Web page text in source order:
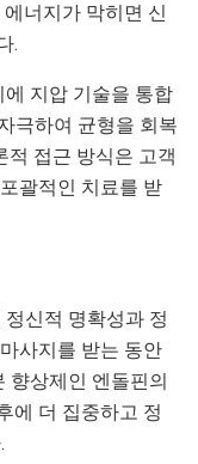
너지가 막히면 신
.
지압 기술을 통합
극하여 균형을 회복
적 접근 방식은 고객
괄적인 치료를 받
신적 명확성과 정
사지를 받는 동안
향상제인 엔돌핀의
에 더 집중하고 정